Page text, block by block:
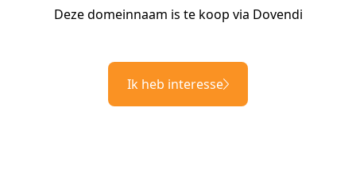
Deze domeinnaam is te koop via Dovendi
Ik heb interesse